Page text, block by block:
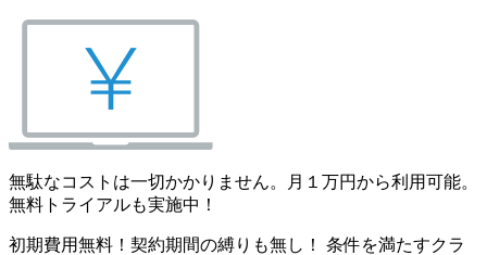
無駄なコストは一切かかりません。月１万円から利用可能。
無料トライアルも実施中！
初期費用無料！契約期間の縛りも無し！ 条件を満たすクラ